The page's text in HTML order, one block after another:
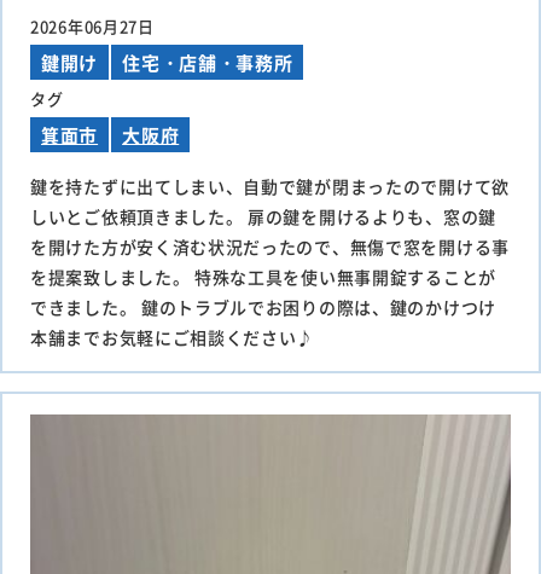
2026年06月27日
鍵開け 住宅・店舗・事務所
タグ
箕面市 大阪府
鍵を持たずに出てしまい、自動で鍵が閉まったので開けて欲
しいとご依頼頂きました。 扉の鍵を開けるよりも、窓の鍵
を開けた方が安く済む状況だったので、無傷で窓を開ける事
を提案致しました。 特殊な工具を使い無事開錠することが
できました。 鍵のトラブルでお困りの際は、鍵のかけつけ
本舗までお気軽にご相談ください♪